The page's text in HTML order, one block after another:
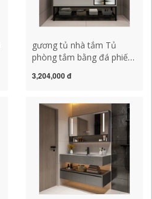
gương tủ nhà tắm Tủ
phòng tắm bằng đá phiến
hợp bồn rửa vệ sinh thông
hợp tủ gương tối giản hiện
đại tủ gương lavabo
phòng tắm tủ gương
phòng tắm inox
3,204,000 đ